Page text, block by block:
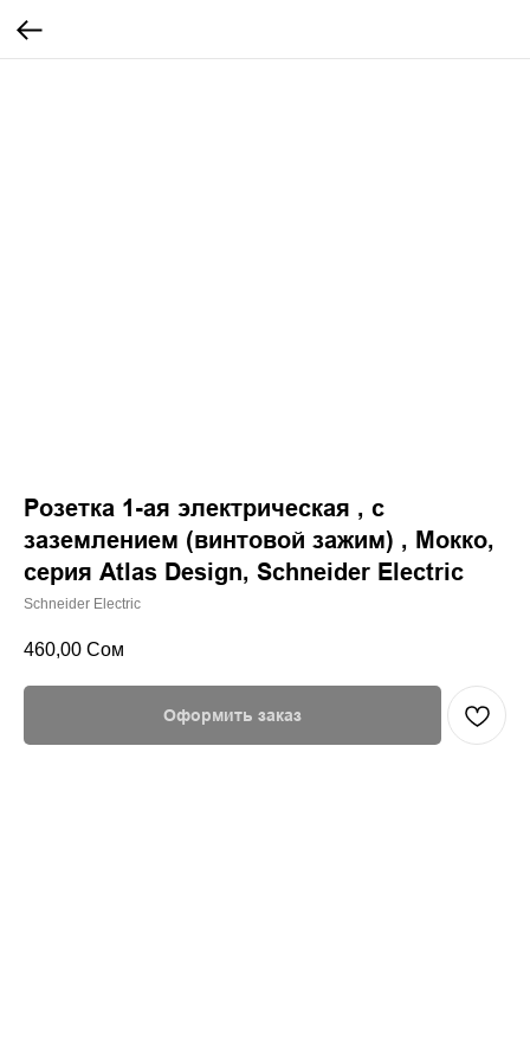
Розетка 1-ая электрическая , с
заземлением (винтовой зажим) , Мокко,
серия Atlas Design, Schneider Electric
Schneider Electric
460,00 Сом
Оформить заказ